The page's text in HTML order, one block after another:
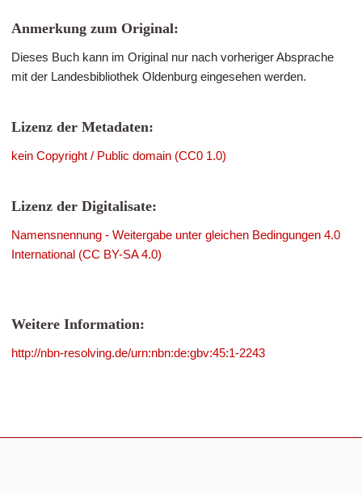
Anmerkung zum Original:
Dieses Buch kann im Original nur nach vorheriger Absprache
mit der Landesbibliothek Oldenburg eingesehen werden.
Lizenz der Metadaten:
kein Copyright / Public domain (CC0 1.0)
Lizenz der Digitalisate:
Namensnennung - Weitergabe unter gleichen Bedingungen 4.0
International (CC BY-SA 4.0)
Weitere Information:
http://nbn-resolving.de/urn:nbn:de:gbv:45:1-2243